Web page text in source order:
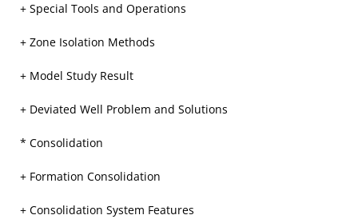
+ Special Tools and Operations
+ Zone Isolation Methods
+ Model Study Result
+ Deviated Well Problem and Solutions
* Consolidation
+ Formation Consolidation
+ Consolidation System Features